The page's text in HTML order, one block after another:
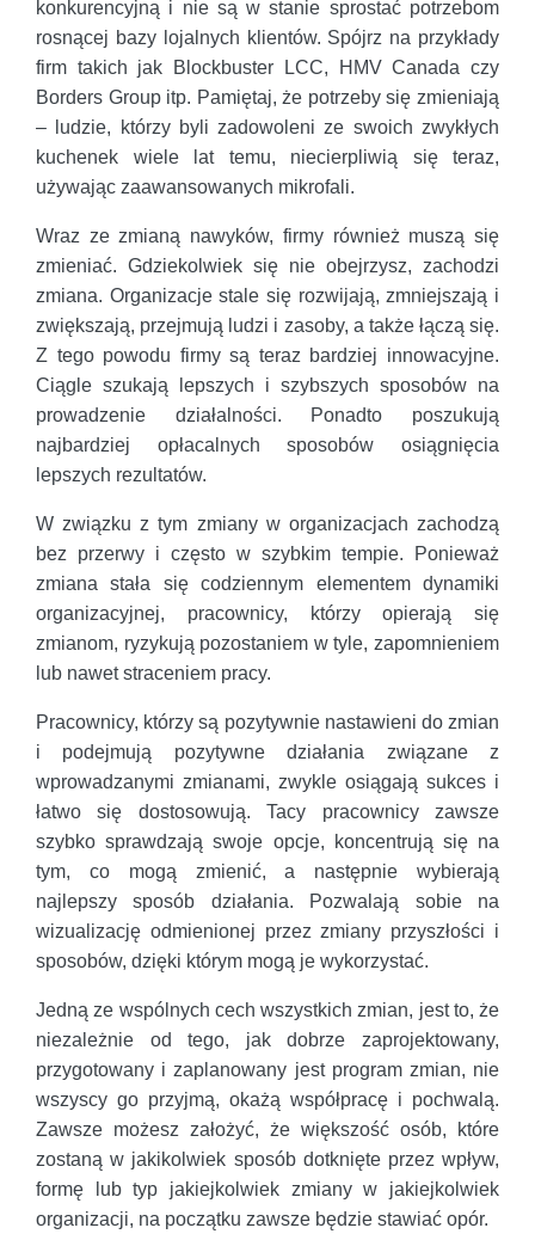
konkurencyjną i nie są w stanie sprostać potrzebom
rosnącej bazy lojalnych klientów. Spójrz na przykłady
firm takich jak Blockbuster LCC, HMV Canada czy
Borders Group itp. Pamiętaj, że potrzeby się zmieniają
– ludzie, którzy byli zadowoleni ze swoich zwykłych
kuchenek wiele lat temu, niecierpliwią się teraz,
używając zaawansowanych mikrofali.
Wraz ze zmianą nawyków, firmy również muszą się
zmieniać. Gdziekolwiek się nie obejrzysz, zachodzi
zmiana. Organizacje stale się rozwijają, zmniejszają i
zwiększają, przejmują ludzi i zasoby, a także łączą się.
Z tego powodu firmy są teraz bardziej innowacyjne.
Ciągle szukają lepszych i szybszych sposobów na
prowadzenie działalności. Ponadto poszukują
najbardziej opłacalnych sposobów osiągnięcia
lepszych rezultatów.
W związku z tym zmiany w organizacjach zachodzą
bez przerwy i często w szybkim tempie. Ponieważ
zmiana stała się codziennym elementem dynamiki
organizacyjnej, pracownicy, którzy opierają się
zmianom, ryzykują pozostaniem w tyle, zapomnieniem
lub nawet straceniem pracy.
Pracownicy, którzy są pozytywnie nastawieni do zmian
i podejmują pozytywne działania związane z
wprowadzanymi zmianami, zwykle osiągają sukces i
łatwo się dostosowują. Tacy pracownicy zawsze
szybko sprawdzają swoje opcje, koncentrują się na
tym, co mogą zmienić, a następnie wybierają
najlepszy sposób działania. Pozwalają sobie na
wizualizację odmienionej przez zmiany przyszłości i
sposobów, dzięki którym mogą je wykorzystać.
Jedną ze wspólnych cech wszystkich zmian, jest to, że
niezależnie od tego, jak dobrze zaprojektowany,
przygotowany i zaplanowany jest program zmian, nie
wszyscy go przyjmą, okażą współpracę i pochwalą.
Zawsze możesz założyć, że większość osób, które
zostaną w jakikolwiek sposób dotknięte przez wpływ,
formę lub typ jakiejkolwiek zmiany w jakiejkolwiek
organizacji, na początku zawsze będzie stawiać opór.